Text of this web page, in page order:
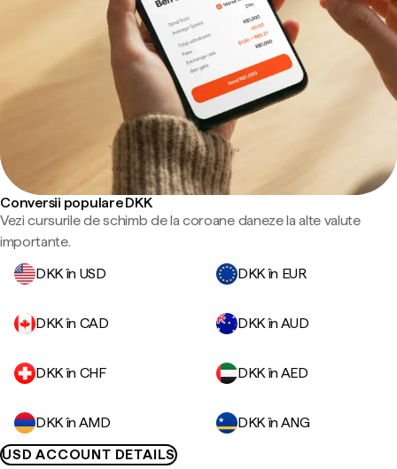
Conversii populare DKK
Vezi cursurile de schimb de la coroane daneze la alte valute
importante.
DKK în USD
DKK în EUR
DKK în CAD DKK în AUD
DKK în CHF DKK în AED
DKK în AMD
DKK în ANG
USD ACCOUNT DETAILS